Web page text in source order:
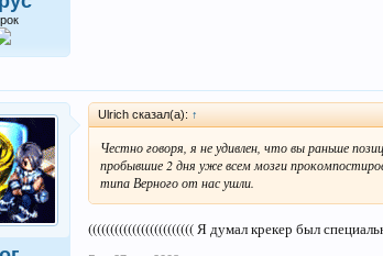
Ulrich сказал(а): ↑
Честно говоря, я не удивлен, что вы раньше
пробывшие 2 дня уже всем мозги
типа Верного от нас ушли.
(((((((((((((((((((((((( Я думал крекер был